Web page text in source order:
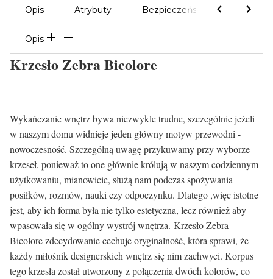
Opis Atrybuty Bezpieczeństwo
Opis
Krzesło Zebra Bicolore
Wykańczanie wnętrz bywa niezwykle trudne, szczególnie jeżeli
w naszym domu widnieje jeden główny motyw przewodni -
nowoczesność. Szczególną uwagę przykuwamy przy wyborze
krzeseł, ponieważ to one głównie królują w naszym codziennym
użytkowaniu, mianowicie, służą nam podczas spożywania
posiłków, rozmów, nauki czy odpoczynku. Dlatego ,więc istotne
jest, aby ich forma była nie tylko estetyczna, lecz również aby
wpasowała się w ogólny wystrój wnętrza. Krzesło Zebra
Bicolore zdecydowanie cechuje oryginalność, która sprawi, że
każdy miłośnik designerskich wnętrz się nim zachwyci. Korpus
tego krzesła został utworzony z połączenia dwóch kolorów, co